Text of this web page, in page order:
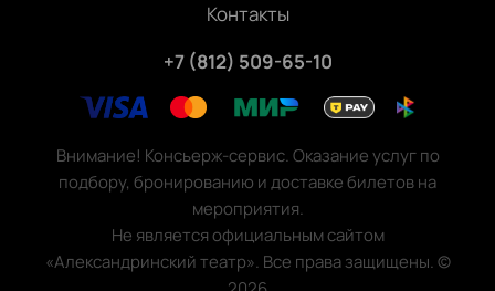
Контакты
+7 (812) 509-65-10
Внимание! Консьерж-сервис. Оказание услуг по
подбору, бронированию и доставке билетов на
мероприятия.
Не является официальным сайтом
«Александринский театр». Все права защищены.©